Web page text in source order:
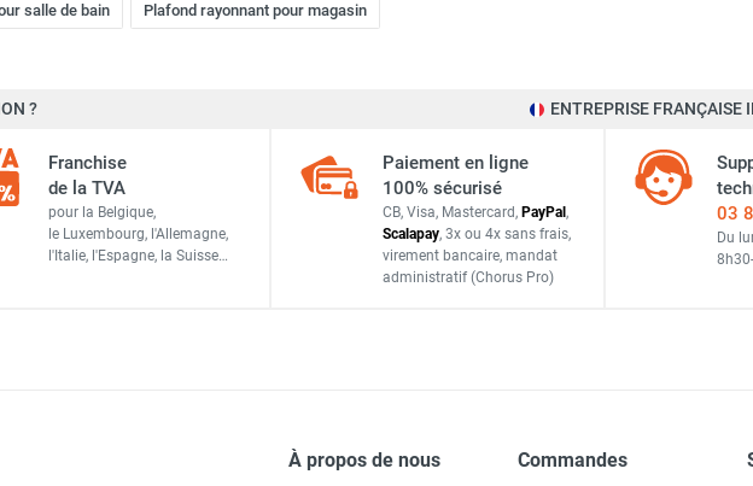
salle de bain Plafond rayonnant pour magasin
? ENTREPRISE FRANÇAISE
Franchise
de la TVA
pour la Belgique,
le Luxembourg, l'Allemagne,
l'Italie, l'Espagne, la Suisse…
Paiement en ligne
100% sécurisé
CB, Visa, Mastercard, PayPal ,
Scalapay, 3x ou 4x sans frais,
virement bancaire, mandat
administratif (Chorus Pro)
03
Du
À propos de nous Commandes